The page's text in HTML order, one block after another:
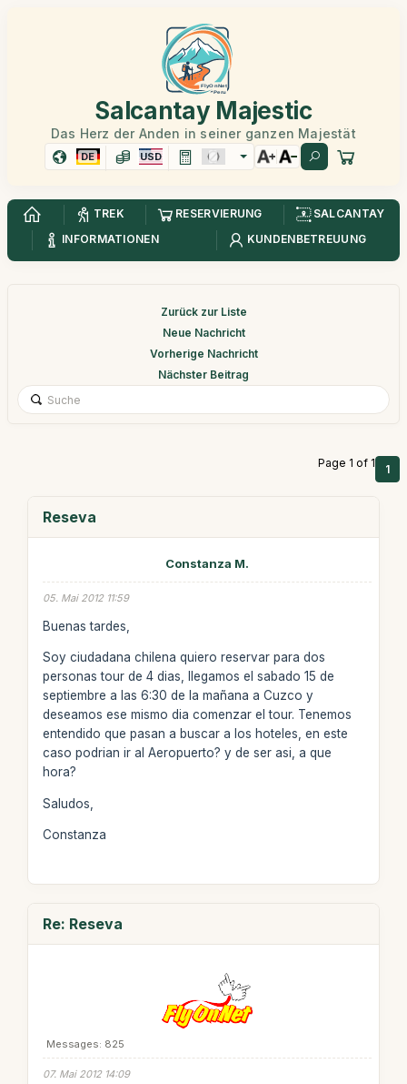
Salcantay Majestic
Das Herz der Anden in seiner ganzen Majestät
DE USD
TREK RESERVIERUNG
SALCANTAY
INFORMATIONEN
KUNDENBETREUUNG
Zurück zur Liste
Neue Nachricht
Vorherige Nachricht
Nächster Beitrag
Page 1 of 1 1
Reseva
Constanza M.
05. Mai 2012 11:59
Buenas tardes,
Soy ciudadana chilena quiero reservar para dos
personas tour de 4 dias, llegamos el sabado 15 de
septiembre a las 6:30 de la mañana a Cuzco y
deseamos ese mismo dia comenzar el tour. Tenemos
entendido que pasan a buscar a los hoteles, en este
caso podrian ir al Aeropuerto? y de ser asi, a que
hora?
Saludos,
Constanza
Re: Reseva
Messages: 825
07. Mai 2012 14:09